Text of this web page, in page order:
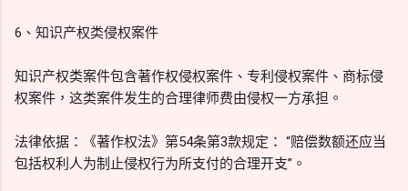
6、知识产权类侵权案件
知识产权类案件包含著作权侵权案件、专利侵权案件、商标侵
权案件，这类案件发生的合理律师费由侵权一方承担。
法律依据：《著作权法》第54条第3款规定： “赔偿数额还应当
包括权利人为制止侵权行为所支付的合理开支”。